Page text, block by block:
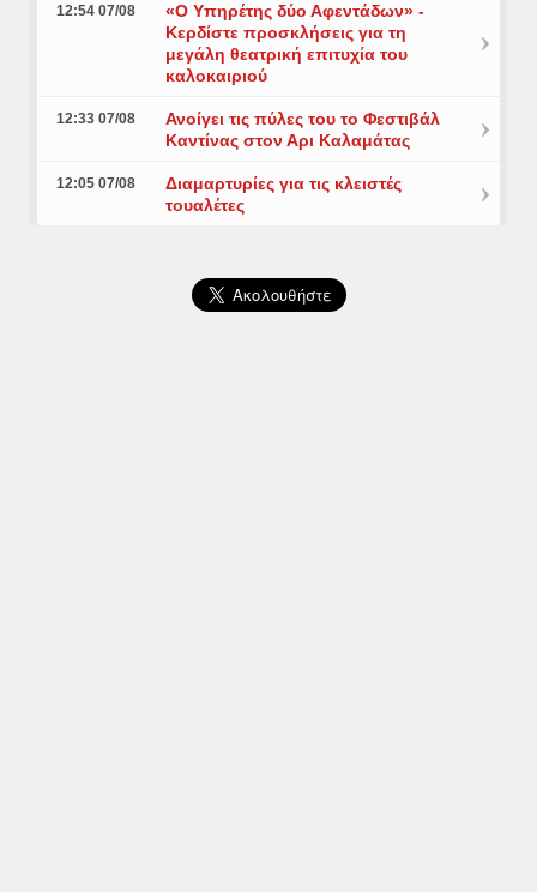
12:54 07/08
«Ο Υπηρέτης δύο Αφεντάδων» -
Κερδίστε προσκλήσεις για τη
μεγάλη θεατρική επιτυχία του
καλοκαιριού
12:33 07/08
Ανοίγει τις πύλες του το Φεστιβάλ
Καντίνας στον Αρι Καλαμάτας
12:05 07/08
Διαμαρτυρίες για τις κλειστές
τουαλέτες